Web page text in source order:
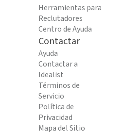
Herramientas para
Reclutadores
Centro de Ayuda
Contactar
Ayuda
Contactar a
Idealist
Términos de
Servicio
Política de
Privacidad
Mapa del Sitio